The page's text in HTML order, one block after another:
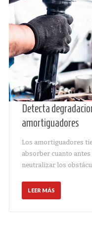
Detecta
amortiguadores
Los amortiguadores
absorber cuanto
neutralizar los
LEER MÁS